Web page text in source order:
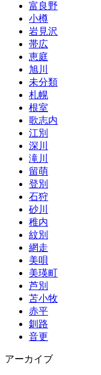
富良野
小樽
岩見沢
帯広
恵庭
旭川
未分類
札幌
根室
歌志内
江別
深川
滝川
留萌
登別
石狩
砂川
稚内
紋別
網走
美唄
美瑛町
芦別
苫小牧
赤平
釧路
音更
アーカイブ